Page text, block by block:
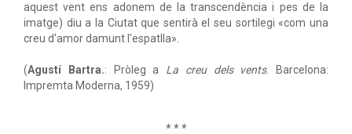
aquest vent ens adonem de la transcendència i pes de la
imatge) diu a la Ciutat que sentirà el seu sortilegi «com una
creu d'amor damunt l'espatlla».
(Agustí Bartra.: Pròleg a La creu dels vents. Barcelona:
Impremta Moderna, 1959)
* * *